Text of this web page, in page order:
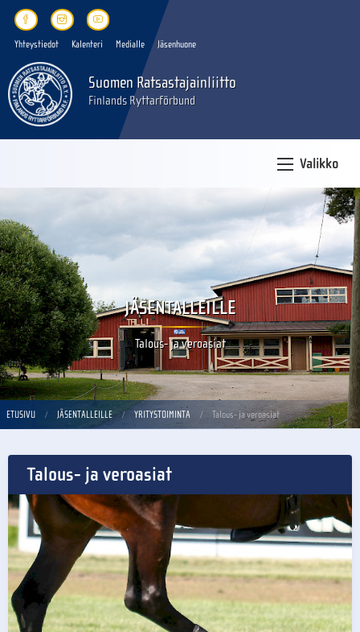
Yhteystiedot Kalenteri Medialle Jäsenhuone
Suomen Ratsastajainliitto
Finlands Ryttarförbund
Valikko
JÄSENTALLEILLE
Talous- ja veroasiat
ETUSIVU JÄSENTALLEILLE YRITYSTOIMINTA Talous- ja veroasiat
Talous- ja veroasiat